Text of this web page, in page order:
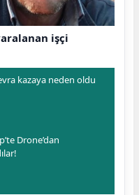
işçi
kazaya neden oldu
Drone’dan